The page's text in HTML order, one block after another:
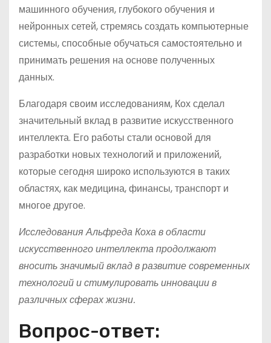
машинного обучения, глубокого обучения и
нейронных сетей, стремясь создать компьютерные
системы, способные обучаться самостоятельно и
принимать решения на основе полученных
данных.
Благодаря своим исследованиям, Кох сделал
значительный вклад в развитие искусственного
интеллекта. Его работы стали основой для
разработки новых технологий и приложений,
которые сегодня широко используются в таких
областях, как медицина, финансы, транспорт и
многое другое.
Исследования Альфреда Коха в области
искусственного интеллекта продолжают
вносить значимый вклад в развитие современных
технологий и стимулировать инновации в
различных сферах жизни.
Вопрос-ответ: